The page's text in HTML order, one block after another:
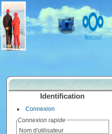
Identification
Connexion
Connexion rapide
Nom d'utilisateur